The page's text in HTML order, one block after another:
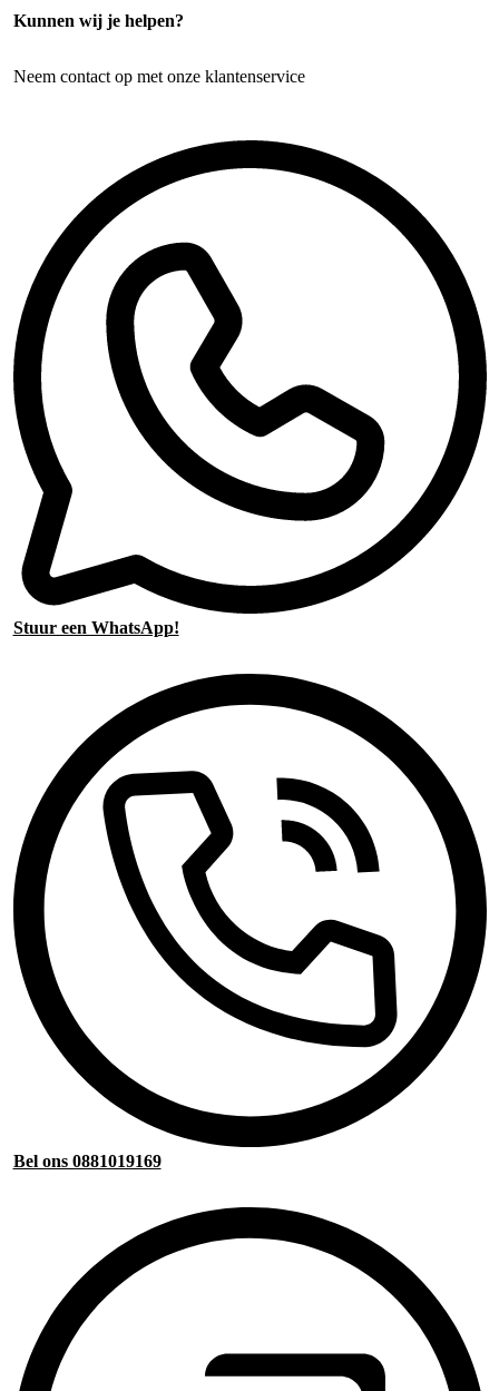
Kunnen wij je helpen?
Neem contact op met onze klantenservice
Stuur een WhatsApp!
Bel ons 0881019169